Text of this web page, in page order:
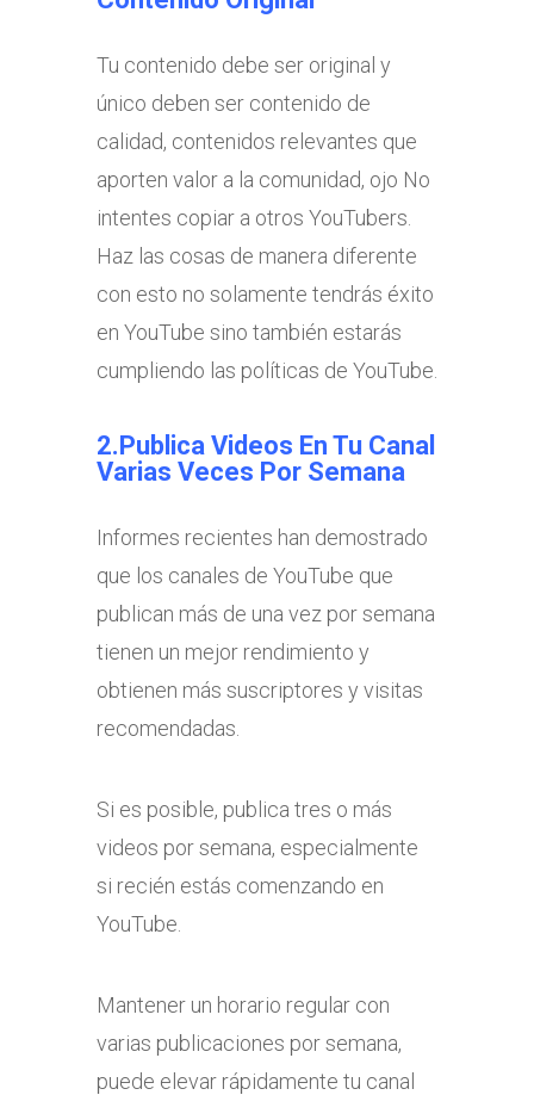
Tu contenido debe ser original y
único deben ser contenido de
calidad, contenidos relevantes que
aporten valor a la comunidad, ojo No
intentes copiar a otros YouTubers.
Haz las cosas de manera diferente
con esto no solamente tendrás éxito
en YouTube sino también estarás
cumpliendo las políticas de YouTube.
2.Publica Videos En Tu Canal
Varias Veces Por Semana
Informes recientes han demostrado
que los canales de YouTube que
publican más de una vez por semana
tienen un mejor rendimiento y
obtienen más suscriptores y visitas
recomendadas.
Si es posible, publica tres o más
videos por semana, especialmente
si recién estás comenzando en
YouTube.
Mantener un horario regular con
varias publicaciones por semana,
puede elevar rápidamente tu canal